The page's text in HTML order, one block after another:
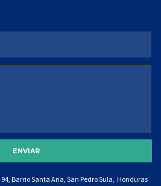
Barrio Santa Ana, San Pedro Sula, Honduras